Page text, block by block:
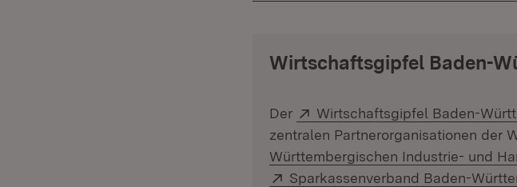
Wirtschaftsgipfel Baden-
Der Extern:
Wirtschaftsgipfel Baden-
zentralen Partnerorganisationen der
Württembergischen Industrie- und
Extern:
Sparkassenverband Baden-